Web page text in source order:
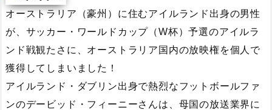
オーストラリア（豪州）に住むアイルランド出身の男性
が、サッカー・ワールドカップ（W杯）予選のアイルラ
ンド戦観たさに、オーストラリア国内の放映権を個人で
獲得してしまいました！
アイルランド・ダブリン出身で熱烈なフットボールファ
ンのデービッド・フィーニーさんは、母国の放送業界に